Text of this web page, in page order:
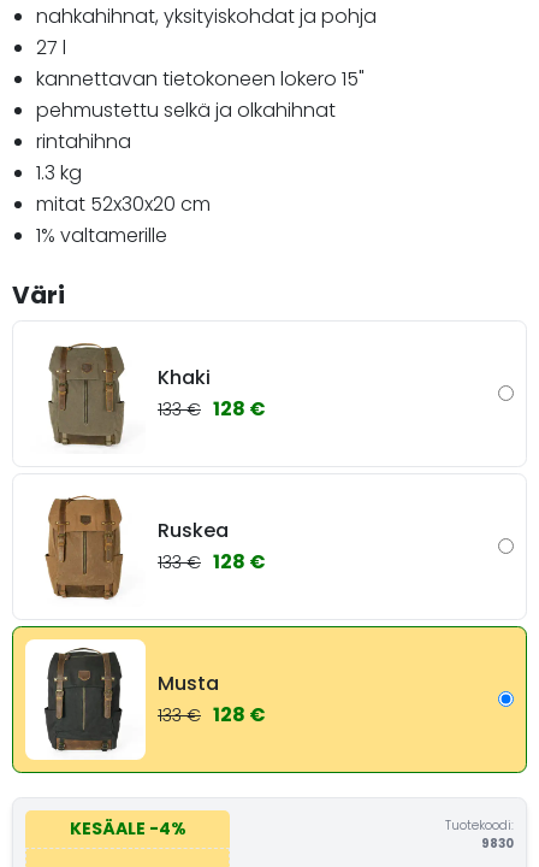
nahkahihnat, yksityiskohdat ja pohja
27 l
kannettavan tietokoneen lokero 15"
pehmustettu selkä ja olkahihnat
rintahihna
1.3 kg
mitat 52x30x20 cm
1% valtamerille
Väri
Khaki
133 € 128 €
Ruskea
133 € 128 €
Musta
133 € 128 €
KESÄALE -4%
Tuotekoodi:
9830